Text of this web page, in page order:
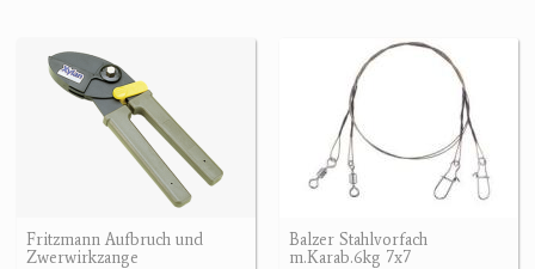
Fritzmann Aufbruch und
Zwerwirkzange
Balzer Stahlvorfach
m.Karab.6kg 7x7